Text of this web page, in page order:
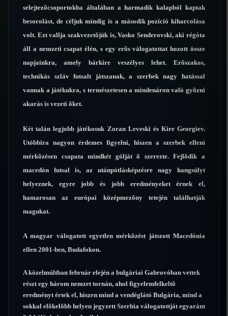
selejtezõcsoportokba általában a harmadik kalapból kaptak
besorolást, de céljuk mindig is a második pozíció kiharcolása
volt. Ezt vallja szakvezetõjük is, Vasko Senderovski, aki régóta
áll a nemzeti csapat élén, s egy erõs válogatottat hozott össze
napjainkra, amely bárkire veszélyes lehet. Erõszakos,
technikás szláv futsalt játszanak, a szerbek nagy hatással
vannak a játékukra, s természetesen a mindenáron való gyõzni
akarás is vezeti õket.
Két talán legjobb játékosuk Zoran Leveski és Kire Georgiev.
Utóbbira nagyon érdemes figyelni, hiszen a szerbek elleni
mérkõzésen csapata mindkét gólját õ szerezte. Fejlõdik a
macedón futsal is, az utánpótlásképzésre nagy hangsúlyt
helyeznek, egyre jobb és jobb eredményeket érnek el,
hamarosan az európai középmezõny tetején találhatják
magukat.
A magyar válogatott egyetlen mérkõzést játszott Macedónia
ellen 2001-ben, Budafokon.
A közelmúltban február elején a bulgáriai Gabrovóban vettek
részt egy három nemzet tornán, ahol figyelemfelkeltõ
eredményt értek el, hiszen mind a vendéglátó Bulgária, mind a
sokkal elõkelõbb helyen jegyzett Szerbia válogatottját egyaránt